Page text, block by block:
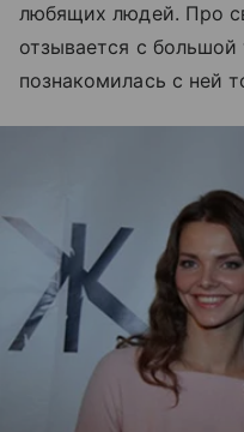
любящих людей. Про
отзывается с большой
познакомилась с ней